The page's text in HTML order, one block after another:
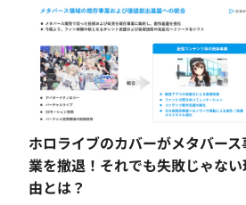
ホロライブのカバーがメタバース
業を撤退！それでも失敗じゃな
由とは？